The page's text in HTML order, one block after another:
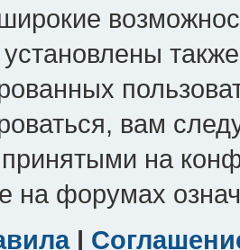
вам
принятыми на
на форумах
|